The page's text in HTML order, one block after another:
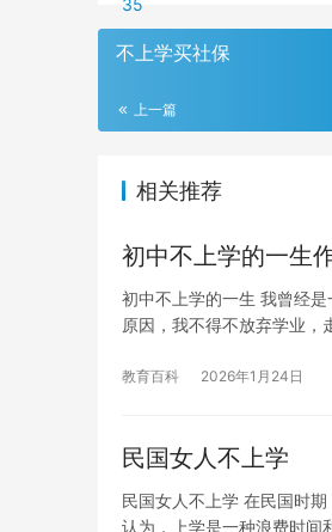
不上学买社保
上一篇
相关推荐
初中不上学的一生
初中不上学的一生 我曾经
原因，我不得不放弃学业
教育百科 2026年1月24日
民国女人不上学
民国女人不上学 在民国时
认为，上学是一种浪费时间